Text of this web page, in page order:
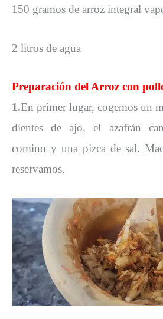
150 gramos de arroz integral
2 litros de agua
Preparación del Arroz con
1.En primer lugar, cogemos un
dientes de ajo, el azafrán
comino y una pizca de sal.
reservamos.